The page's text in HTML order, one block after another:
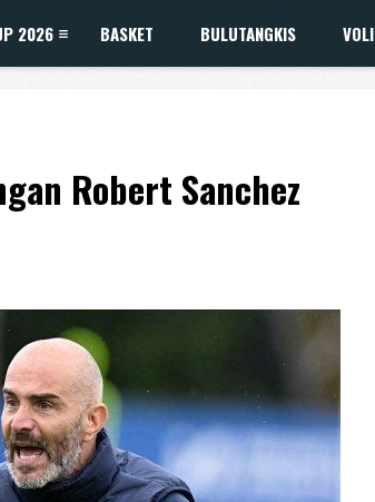
2026 BASKET BULUTANGKIS VOLI
Robert Sanchez